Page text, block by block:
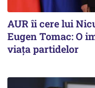
AUR îi cere lui
Eugen Tomac: O
viața partidelor